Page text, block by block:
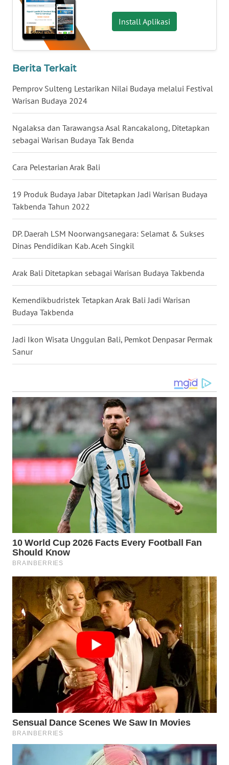
Install Aplikasi
Berita Terkait
Pemprov Sulteng Lestarikan Nilai Budaya melalui Festival
Warisan Budaya 2024
Ngalaksa dan Tarawangsa Asal Rancakalong, Ditetapkan
sebagai Warisan Budaya Tak Benda
Cara Pelestarian Arak Bali
19 Produk Budaya Jabar Ditetapkan Jadi Warisan Budaya
Takbenda Tahun 2022
DP. Daerah LSM Noorwangsanegara: Selamat & Sukses
Dinas Pendidikan Kab. Aceh Singkil
Arak Bali Ditetapkan sebagai Warisan Budaya Takbenda
Kemendikbudristek Tetapkan Arak Bali Jadi Warisan
Budaya Takbenda
Jadi Ikon Wisata Unggulan Bali, Pemkot Denpasar Permak
Sanur
WN
NUSANTARA
WN
JOGJA
WN
JATIM
WN
WN
KALSEL
WN
KALTIM
WN
WN
GORONTALO
SULUT
WN
MALUKU
WN
DAIRI
WN
DANAU
TOBA
WN
NIAS
WN
LANGKAT
WN
TAPANULI
SELATAN